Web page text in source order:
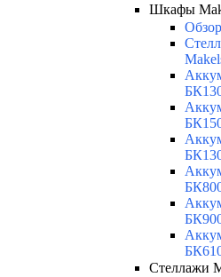
Шкафы
Стеллажи